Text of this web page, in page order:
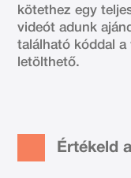
kötethez egy
videót adunk
található kóddal a
letölthető.
Értékeld